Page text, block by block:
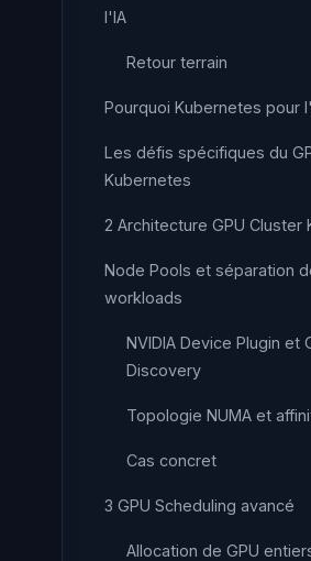
l'IA
Retour terrain
Pourquoi Kubernetes pour
Les défis spécifiques du
Kubernetes
2 Architecture GPU Cluster
Node Pools et séparation
workloads
NVIDIA Device Plugin et
Discovery
Topologie NUMA et
Cas concret
3 GPU Scheduling avancé
Allocation de GPU